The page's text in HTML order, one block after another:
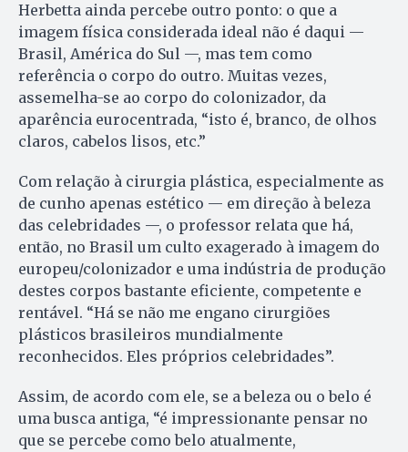
Herbetta ainda percebe outro ponto: o que a
imagem física considerada ideal não é daqui —
Brasil, América do Sul —, mas tem como
referência o corpo do outro. Muitas vezes,
assemelha-se ao corpo do colonizador, da
aparência eurocentrada, “isto é, branco, de olhos
claros, cabelos lisos, etc.”
Com relação à cirurgia plástica, especialmente as
de cunho apenas estético — em direção à beleza
das celebridades —, o professor relata que há,
então, no Brasil um culto exa­gerado à imagem do
euro­peu/colonizador e uma indústria de produção
destes corpos bastante eficiente, competente e
rentável. “Há se não me engano cirurgiões
plásticos brasileiros mundialmente
reconhecidos. Eles próprios celebridades”.
Assim, de acordo com ele, se a beleza ou o belo é
uma busca antiga, “é impressionante pensar no
que se percebe como belo atualmente,